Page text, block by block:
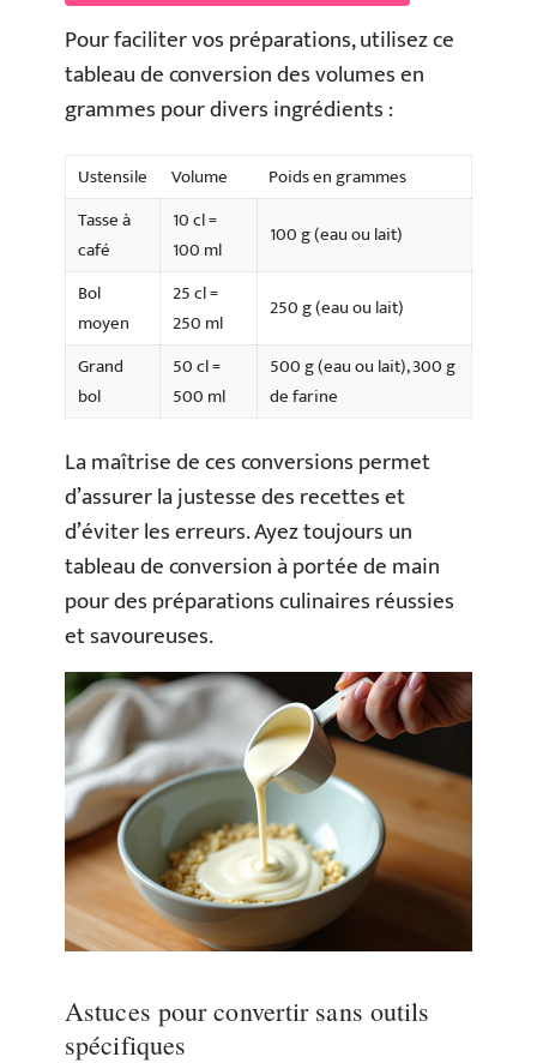
Pour faciliter vos préparations, utilisez ce
tableau de conversion des volumes en
grammes pour divers ingrédients :
Ustensile Volume
Poids en grammes
Tasse à
café
10 cl =
100 ml
100 g (eau ou lait)
Bol
moyen
25 cl =
250 ml
250 g (eau ou lait)
Grand
bol
50 cl =
500 ml
500 g (eau ou lait), 300 g
de farine
La maîtrise de ces conversions permet
d’assurer la justesse des recettes et
d’éviter les erreurs. Ayez toujours un
tableau de conversion à portée de main
pour des préparations culinaires réussies
et savoureuses.
Astuces pour convertir sans outils
spécifiques